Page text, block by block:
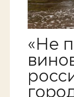
«Не